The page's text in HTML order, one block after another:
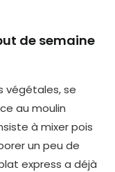
de semaine
végétales, se
au moulin
à mixer pois
un peu de
express a déjà